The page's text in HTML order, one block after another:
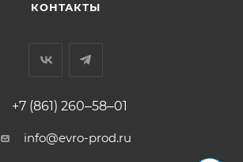
КОНТАКТЫ
+7 (861) 260‒58‒01
info@evro-prod.ru